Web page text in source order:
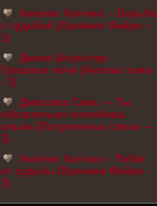
Амелия Хатчинс – Борьба
с судьбой (Хроники Фейри –
1)
Джена Шоуолтер -
Грешные ночи (Ангелы тьмы
- 1)
Джессика Симс — Ты
обязательно полюбишь
клыки (Полуночные связи —
3)
Амелия Хатчинс - Побег
от судьбы (Хроники Фейри -
3)